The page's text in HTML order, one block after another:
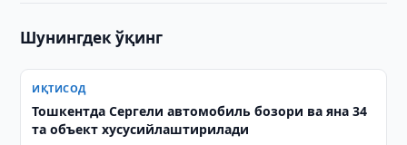
Шунингдек ўқинг
ИҚТИСОД
Тошкентда Сергели автомобиль бозори ва яна 34
та объект хусусийлаштирилади